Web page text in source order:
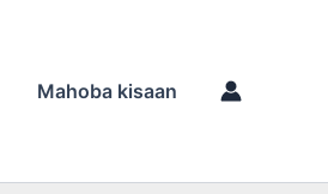
Mahoba kisaan